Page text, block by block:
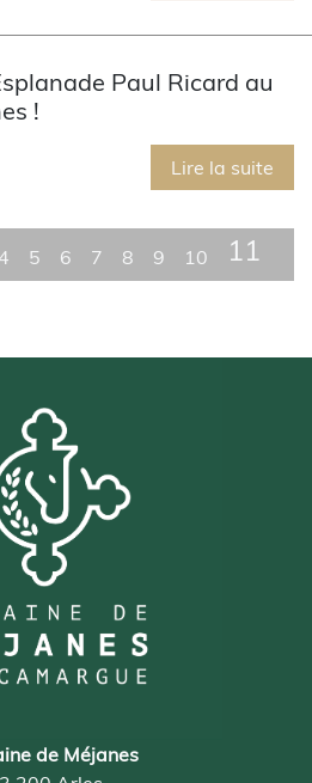
Paul Ricard au
!
Lire la suite
4 5 6 7 8 9 10 11
de Méjanes